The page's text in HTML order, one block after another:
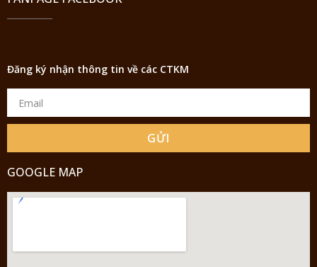
Đăng ký nhận thông tin về các CTKM
GỬI
GOOGLE MAP